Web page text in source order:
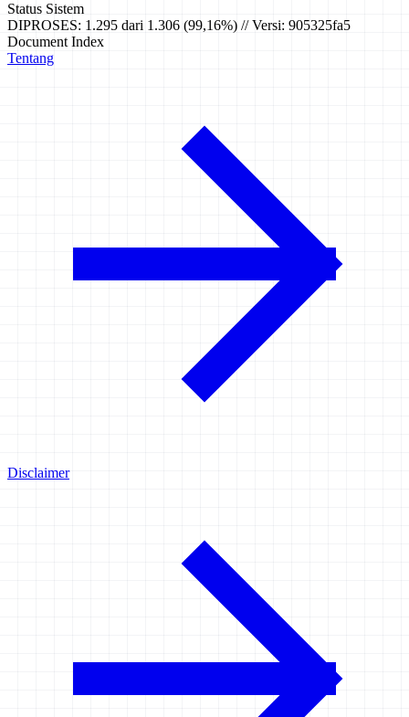
Status Sistem
DIPROSES: 1.295 dari 1.306 (99,16%) // Versi: 905325fa5
Document Index
Tentang
Disclaimer